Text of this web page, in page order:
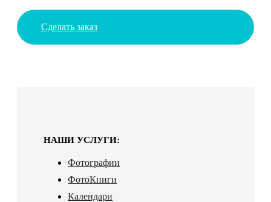
Сделать заказ
НАШИ УСЛУГИ:
Фотографии
ФотоКниги
Календари